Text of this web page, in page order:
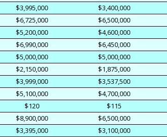
$3,995,000 $3,400,000
$6,725,000 $6,500,000
$5,200,000 $4,600,000
$6,990,000 $6,450,000
$5,000,000 $5,000,000
$2,150,000 $1,875,000
$3,999,000 $3,537,500
$5,100,000 $4,700,000
$120 $115
$8,900,000 $6,500,000
$3,395,000 $3,100,000